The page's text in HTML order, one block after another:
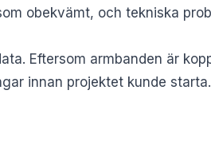
obekvämt, och tekniska
Eftersom armbanden är
innan projektet kunde starta.